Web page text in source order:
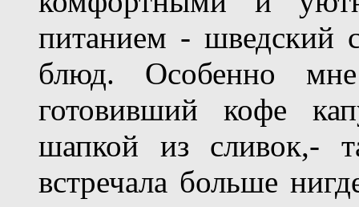
питанием - шведский
блюд. Особенно мне
готовивший кофе
шапкой из сливок,-
встречала больше